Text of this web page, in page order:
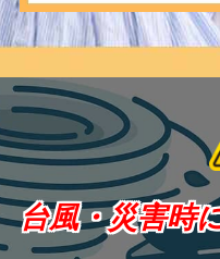
台風・災害時